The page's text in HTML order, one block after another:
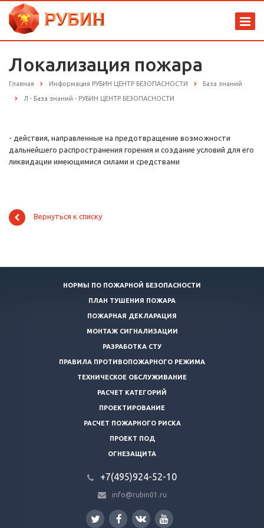
Локализация пожара
Главная Информация РУБИН ЦЕНТР БЕЗОПАСНОСТИ База знаний
Л - База знаний - РУБИН ЦЕНТР БЕЗОПАСНОСТИ
- действия, направленные на предотвращение возможности
дальнейшего распространения горения и создание условий для его
ликвидации имеющимися силами и средствами
Вернуться к списку
НОРМЫ ПО ПОЖАРНОЙ БЕЗОПАСНОСТИ
ПЛАН ТУШЕНИЯ ПОЖАРА
ПОЖАРНАЯ ДЕКЛАРАЦИЯ
МОНТАЖ СИГНАЛИЗАЦИИ
РАЗРАБОТКА СТУ
ПРАВИЛА ПРОТИВОПОЖАРНОГО РЕЖИМА
ТЕХНИЧЕСКОЕ ОБСЛУЖИВАНИЕ
РАСЧЕТ КАТЕГОРИЙ
ПРОЕКТИРОВАНИЕ
РАСЧЕТ ПОЖАРНОГО РИСКА
ПРОЕКТ ПОД
ОГНЕЗАЩИТА
+7(495)924-52-10
info@rubin01.ru